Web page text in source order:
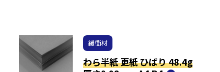
緩衝材
わら半紙 更紙 ひばり 48.4g